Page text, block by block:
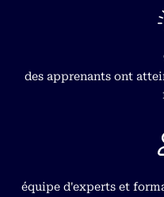
des apprenants ont
équipe d'experts et